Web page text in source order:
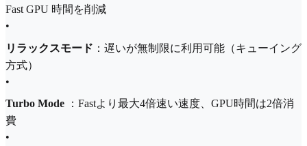
Fast GPU 時間を削減
•
リラックスモード ：遅いが無制限に利用可能（キューイング
方式）
•
Turbo Mode ：Fastより最大4倍速い速度、GPU時間は2倍消
費
•